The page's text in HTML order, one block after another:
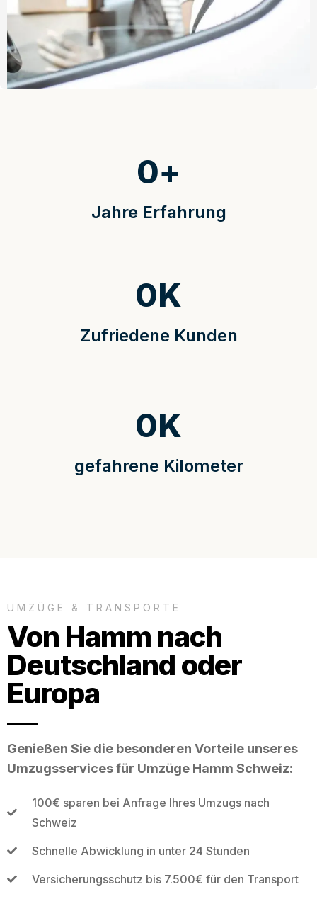
Jahre Erfahrung
0+
Zufriedene Kunden
0K
gefahrene Kilometer
0K
UMZÜGE & TRANSPORTE
Von Hamm nach
Deutschland oder
Europa
Genießen Sie die besonderen Vorteile unseres
Umzugsservices für Umzüge Hamm Schweiz:
100€ sparen bei Anfrage Ihres Umzugs nach
Schweiz
Schnelle Abwicklung in unter 24 Stunden
Versicherungsschutz bis 7.500€ für den Transport